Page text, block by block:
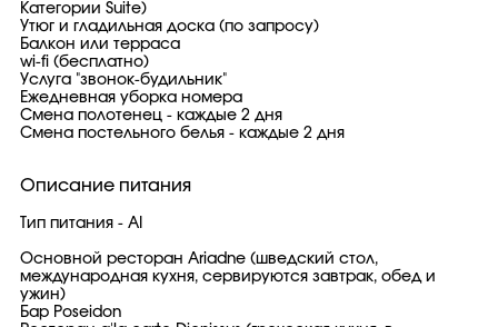
Категории Suite)
Утюг и гладильная доска (по запросу)
Балкон или терраса
wi-fi (бесплатно)
Услуга "звонок-будильник"
Ежедневная уборка номера
Смена полотенец - каждые 2 дня
Смена постельного белья - каждые 2 дня
Описание питания
Тип питания - AI
Основной ресторан Ariadne (шведский стол,
международная кухня, сервируются завтрак, обед и
ужин)
Бар Poseidon